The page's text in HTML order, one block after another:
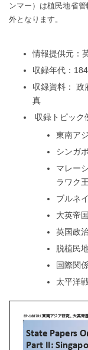
ンマー）は植民地省
外となります。
情報提供元：
収録年代：
収録資料： 政
真
収録トピック
東南ア
シンガ
マレー
ラワク
ブルネ
大英帝
英国政
脱植民
国際関
太平洋